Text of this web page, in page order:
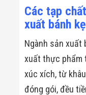
Các tạp
xuất bánh
Ngành sản xuất
xuất thực phẩm
xúc xích, từ
đóng gói, đều